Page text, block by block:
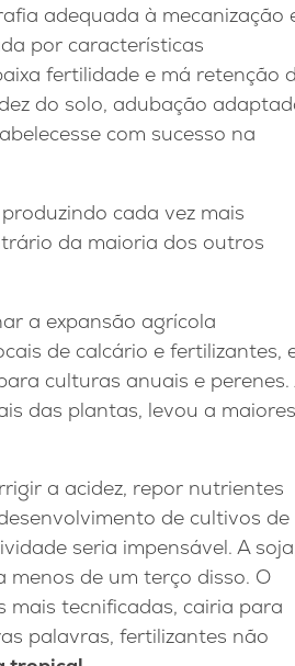
adequada à mecanização
por características
fertilidade e má retenção
do solo, adubação
com sucesso na
cada vez mais
da maioria dos outros
a expansão agrícola
de calcário e fertilizantes,
culturas anuais e perenes.
das plantas, levou a maiores
a acidez, repor nutrientes
de cultivos de
seria impensável. A
de um terço disso. O
mais tecnificadas, cairia para
palavras, fertilizantes não